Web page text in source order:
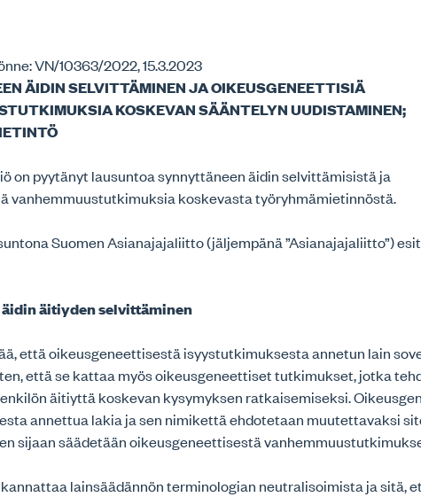
VN/10363/2022, 15.3.2023
ÄIDIN SELVITTÄMINEN JA OIKEUSGENEETTISIÄ
KOSKEVAN SÄÄNTELYN UUDISTAMINEN;
on pyytänyt lausuntoa synnyttäneen äidin selvittämisistä ja
vanhemmuustutkimuksia koskevasta työryhmämietinnöstä.
Suomen Asianajajaliitto (jäljempänä ”Asianajajaliitto”)
äitiyden selvittäminen
että oikeusgeneettisestä isyystutkimuksesta annetun lain
että se kattaa myös oikeusgeneettiset tutkimukset, jotka
äitiyttä koskevan kysymyksen ratkaisemiseksi.
annettua lakia ja sen nimikettä ehdotetaan muutettavaksi
sijaan säädetään oikeusgeneettisestä
lainsäädännön terminologian neutralisoimista ja sitä,